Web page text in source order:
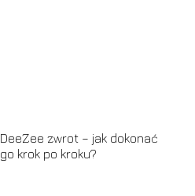
DeeZee zwrot – jak dokonać
go krok po kroku?